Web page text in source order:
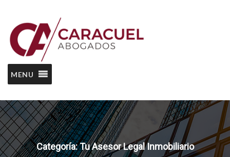
MENU
Categoría:Tu Asesor Legal Inmobiliario